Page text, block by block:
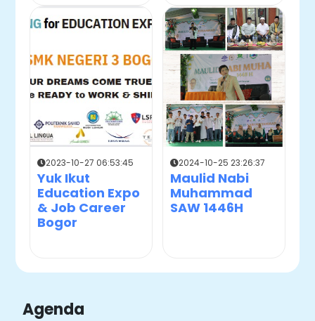
2023-10-27 06:53:45
Yuk Ikut
Education Expo
& Job Career
Bogor
2024-10-25 23:26:37
Maulid Nabi
Muhammad
SAW 1446H
Agenda